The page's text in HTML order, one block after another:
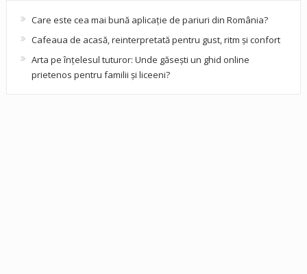
Care este cea mai bună aplicație de pariuri din România?
Cafeaua de acasă, reinterpretată pentru gust, ritm și confort
Arta pe înțelesul tuturor: Unde găsești un ghid online
prietenos pentru familii și liceeni?